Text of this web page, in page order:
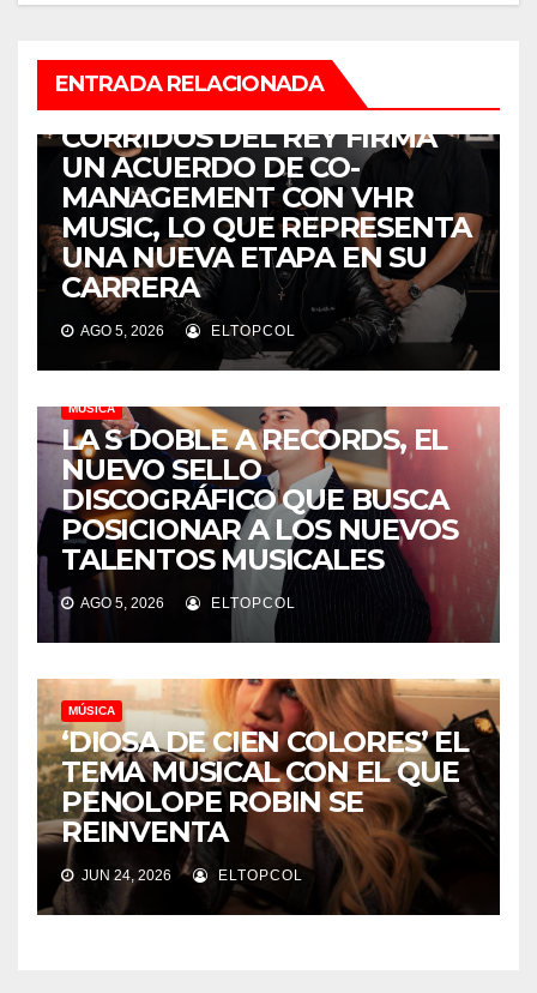
ENTRADA RELACIONADA
CORRIDOS DEL REY FIRMA
UN ACUERDO DE CO-
MANAGEMENT CON VHR
MUSIC, LO QUE REPRESENTA
UNA NUEVA ETAPA EN SU
CARRERA
AGO 5, 2026 ELTOPCOL
MÚSICA
LA S DOBLE A RECORDS, EL
NUEVO SELLO
DISCOGRÁFICO QUE BUSCA
POSICIONAR A LOS NUEVOS
TALENTOS MUSICALES
AGO 5, 2026 ELTOPCOL
MÚSICA
‘DIOSA DE CIEN COLORES’ EL
TEMA MUSICAL CON EL QUE
PENOLOPE ROBIN SE
REINVENTA
JUN 24, 2026 ELTOPCOL